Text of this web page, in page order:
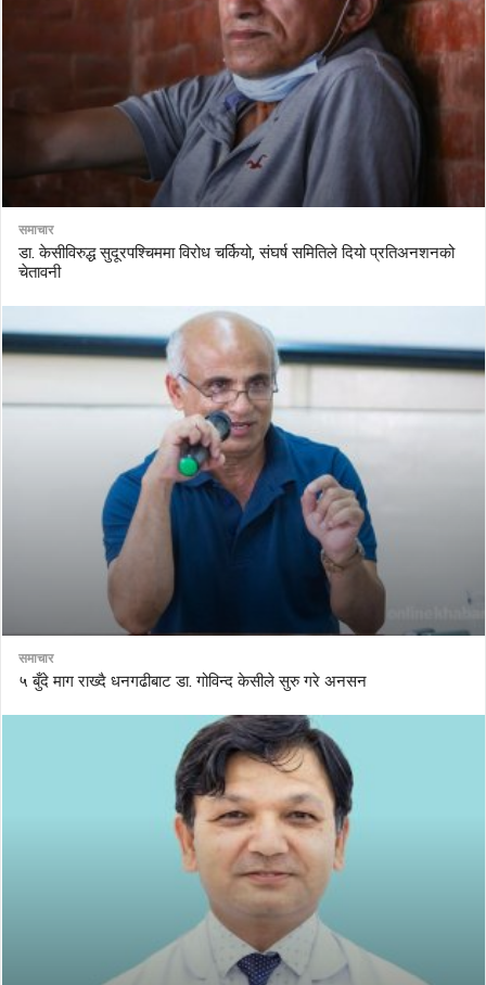
समाचार
डा. केसीविरुद्ध सुदूरपश्चिममा विरोध चर्कियो, संघर्ष समितिले दियो प्रतिअनशनको
चेतावनी
समाचार
५ बुँदे माग राख्दै धनगढीबाट डा. गोविन्द केसीले सुरु गरे अनसन